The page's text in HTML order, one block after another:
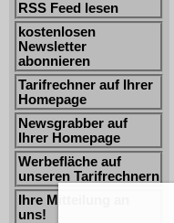
RSS Feed lesen
kostenlosen
Newsletter
abonnieren
Tarifrechner auf Ihrer
Homepage
Newsgrabber auf
Ihrer Homepage
Werbefläche auf
unseren Tarifrechnern
Ihre Mitteilung an
uns!